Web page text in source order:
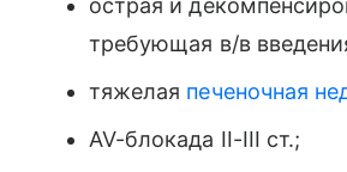
требующая в/в
тяжелая печеночная
AV-блокада II-III ст.;